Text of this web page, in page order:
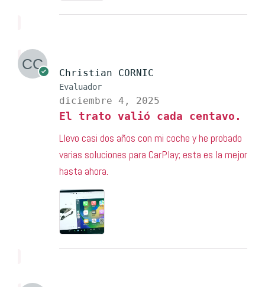
Christian CORNIC
Evaluador
diciembre 4, 2025
El trato valió cada centavo.
Llevo casi dos años con mi coche y he probado
varias soluciones para CarPlay; esta es la mejor
hasta ahora.